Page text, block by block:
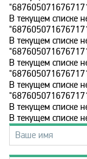
ID Xtra
Kazakh TV
KazSport
MTV 00s
MTV 80s
В текущем списке
В текущем списке
В текущем списке
В текущем списке
В текущем списке
В текущем списке